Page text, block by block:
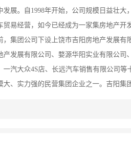
发展。自1998年开始，公司规模日益壮
贸易经营，如今已经成为一家集房地产
，集团公司下设上饶市吉阳房地产发展
产发展有限公司、婺源华阳实业有限公
一汽大众4S店、长远汽车销售有限公司
大、实力强的民营集团企业之一。吉阳
1401亩，房地产开发27万平方米。其中
的汽车专业市场，投资1。6亿元建设，占